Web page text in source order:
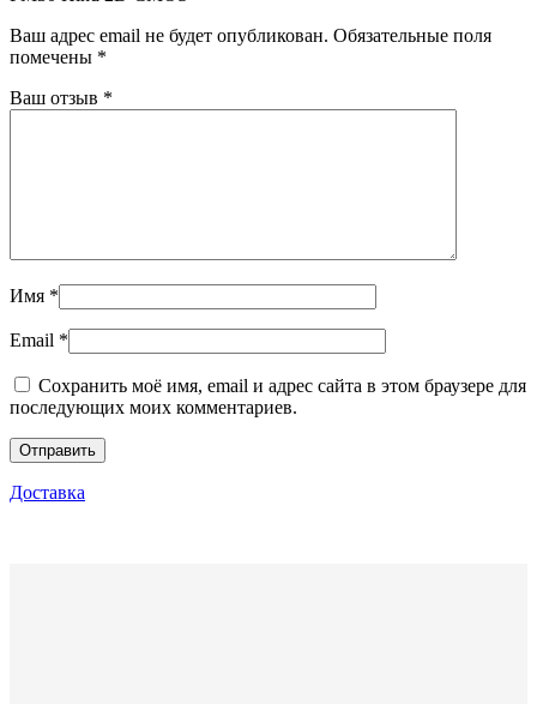
Ваш адрес email не будет опубликован. Обязательные поля
помечены *
Ваш отзыв *
Имя *
Email *
Сохранить моё имя, email и адрес сайта в этом браузере для
последующих моих комментариев.
Доставка